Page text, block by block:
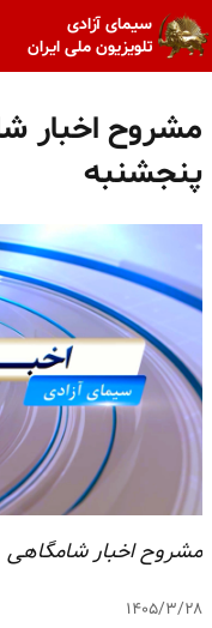
سیمای آزادی
تلویزیون ملی ایران
مشروح اخبار
پنجشنبه
مشروح اخبار شامگاهی
۱۴۰۵/۳/۲۸